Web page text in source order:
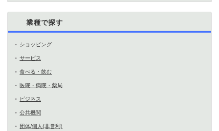
業種で探す
ショッピング
サービス
食べる・飲む
医院・病院・薬局
ビジネス
公共機関
団体/個人(非営利)